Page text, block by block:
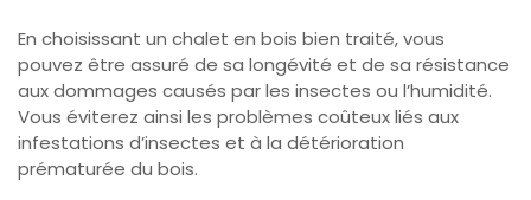
En choisissant un chalet en bois bien traité, vous
pouvez être assuré de sa longévité et de sa résistance
aux dommages causés par les insectes ou l’humidité.
Vous éviterez ainsi les problèmes coûteux liés aux
infestations d’insectes et à la détérioration
prématurée du bois.